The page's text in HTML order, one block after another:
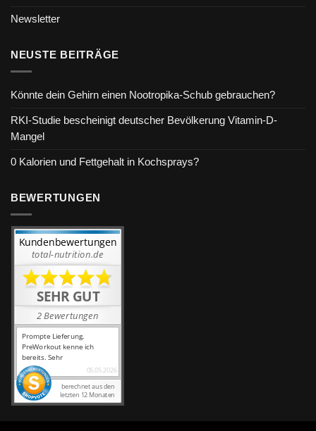
Newsletter
NEUSTE BEITRÄGE
Könnte dein Gehirn einen Nootropika-Schub gebrauchen?
RKI-Studie bescheinigt deutscher Bevölkerung Vitamin-D-
Mangel
0 Kalorien und Fettgehalt in Kochsprays?
BEWERTUNGEN